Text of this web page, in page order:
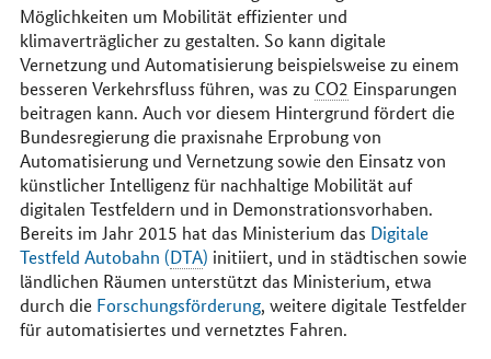
Möglichkeiten um Mobilität effizienter und
klimaverträglicher zu gestalten. So kann digitale
Vernetzung und Automatisierung beispielsweise zu einem
besseren Verkehrsfluss führen, was zu CO2 Einsparungen
beitragen kann. Auch vor diesem Hintergrund fördert die
Bundesregierung die praxisnahe Erprobung von
Automatisierung und Vernetzung sowie den Einsatz von
künstlicher Intelligenz für nachhaltige Mobilität auf
digitalen Testfeldern und in Demonstrationsvorhaben.
Bereits im Jahr 2015 hat das Ministerium das Digitale
Testfeld Autobahn (DTA) initiiert, und in städtischen sowie
ländlichen Räumen unterstützt das Ministerium, etwa
durch die Forschungsförderung, weitere digitale Testfelder
für automatisiertes und vernetztes Fahren.